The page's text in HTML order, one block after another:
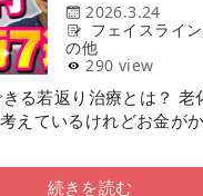
2026.3.24
フェイスライン
の他
290 view
る若返り治療とは？ 老
えているけれどお金が
続きを読む